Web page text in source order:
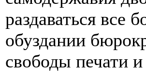
раздаваться все
обуздании
свободы печати